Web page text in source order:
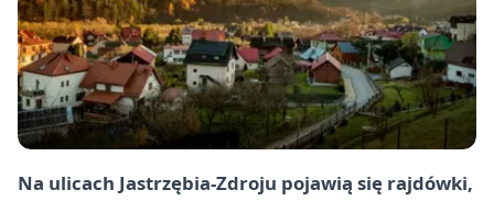
Na ulicach Jastrzębia-Zdroju pojawią się rajdówki,